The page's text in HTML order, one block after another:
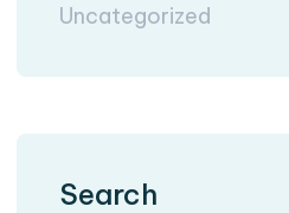
Uncategorized
Search